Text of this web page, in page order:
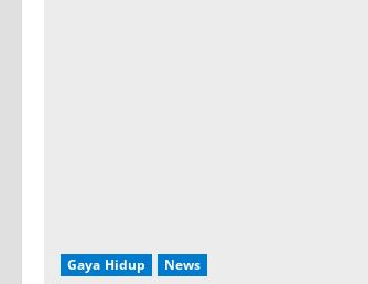
Gaya Hidup News